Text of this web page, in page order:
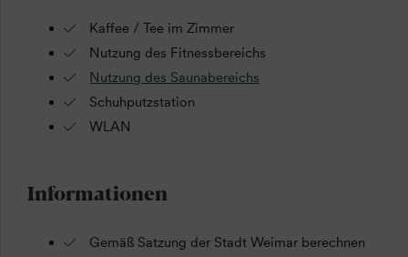
Kaffee / Tee im Zimmer
Nutzung des Fitnessbereichs
Nutzung des Saunabereichs
Schuhputzstation
WLAN
Informationen
Gemäß Satzung der Stadt Weimar berechnen